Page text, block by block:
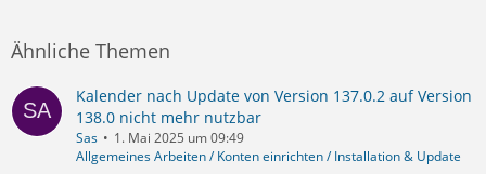
Ähnliche Themen
Kalender nach Update von Version 137.0.2 auf Version
138.0 nicht mehr nutzbar
Sas
1. Mai 2025 um 09:49
Allgemeines Arbeiten / Konten einrichten / Installation & Update